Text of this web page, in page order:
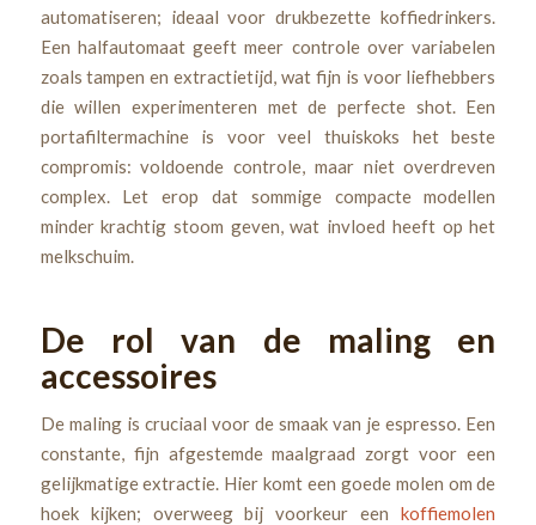
automatiseren; ideaal voor drukbezette koffiedrinkers.
Een halfautomaat geeft meer controle over variabelen
zoals tampen en extractietijd, wat fijn is voor liefhebbers
die willen experimenteren met de perfecte shot. Een
portafiltermachine is voor veel thuiskoks het beste
compromis: voldoende controle, maar niet overdreven
complex. Let erop dat sommige compacte modellen
minder krachtig stoom geven, wat invloed heeft op het
melkschuim.
De rol van de maling en
accessoires
De maling is cruciaal voor de smaak van je espresso. Een
constante, fijn afgestemde maalgraad zorgt voor een
gelijkmatige extractie. Hier komt een goede molen om de
hoek kijken; overweeg bij voorkeur eenkoffiemolen